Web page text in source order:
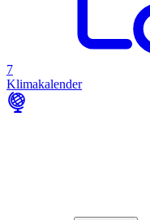
7
Klimakalender